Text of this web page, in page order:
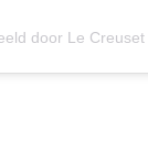
door Le